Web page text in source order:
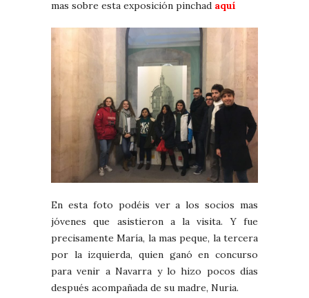
mas sobre esta exposición pinchad aquí
En esta foto podéis ver a los socios mas
jóvenes que asistieron a la visita. Y fue
precisamente María, la mas peque, la tercera
por la izquierda, quien ganó en concurso
para venir a Navarra y lo hizo pocos días
después acompañada de su madre, Nuria.